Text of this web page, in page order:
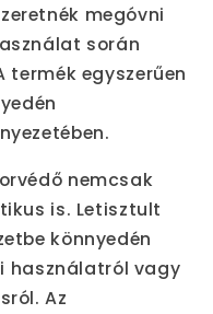
megóvni
során
egyszerűen
nemcsak
is. Letisztult
könnyedén
használatról vagy
Az